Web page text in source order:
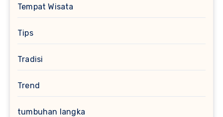
Tempat Wisata
Tips
Tradisi
Trend
tumbuhan langka